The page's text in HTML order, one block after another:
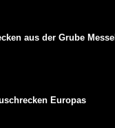
aus der Grube Messel
Europas